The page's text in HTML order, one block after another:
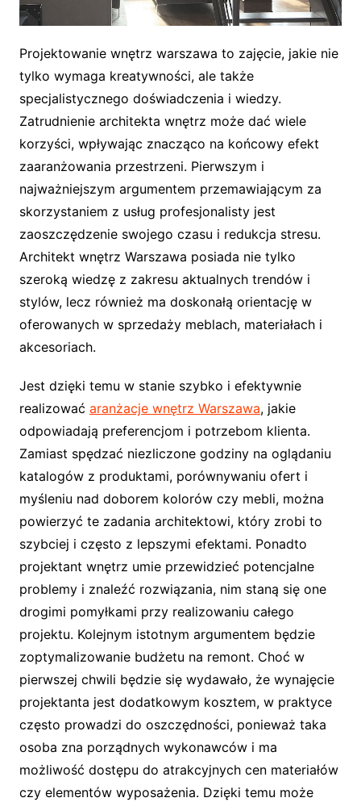
Projektowanie wnętrz warszawa to zajęcie, jakie nie
tylko wymaga kreatywności, ale także
specjalistycznego doświadczenia i wiedzy.
Zatrudnienie architekta wnętrz może dać wiele
korzyści, wpływając znacząco na końcowy efekt
zaaranżowania przestrzeni. Pierwszym i
najważniejszym argumentem przemawiającym za
skorzystaniem z usług profesjonalisty jest
zaoszczędzenie swojego czasu i redukcja stresu.
Architekt wnętrz Warszawa posiada nie tylko
szeroką wiedzę z zakresu aktualnych trendów i
stylów, lecz również ma doskonałą orientację w
oferowanych w sprzedaży meblach, materiałach i
akcesoriach.
Jest dzięki temu w stanie szybko i efektywnie
realizować aranżacje wnętrz Warszawa, jakie
odpowiadają preferencjom i potrzebom klienta.
Zamiast spędzać niezliczone godziny na oglądaniu
katalogów z produktami, porównywaniu ofert i
myśleniu nad doborem kolorów czy mebli, można
powierzyć te zadania architektowi, który zrobi to
szybciej i często z lepszymi efektami. Ponadto
projektant wnętrz umie przewidzieć potencjalne
problemy i znaleźć rozwiązania, nim staną się one
drogimi pomyłkami przy realizowaniu całego
projektu. Kolejnym istotnym argumentem będzie
zoptymalizowanie budżetu na remont. Choć w
pierwszej chwili będzie się wydawało, że wynajęcie
projektanta jest dodatkowym kosztem, w praktyce
często prowadzi do oszczędności, ponieważ taka
osoba zna porządnych wykonawców i ma
możliwość dostępu do atrakcyjnych cen materiałów
czy elementów wyposażenia. Dzięki temu może